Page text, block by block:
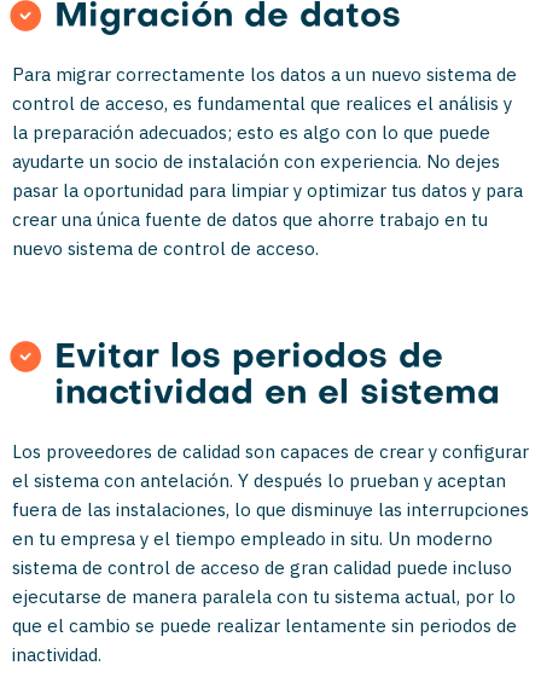
Migración de datos
Para migrar correctamente los datos a un nuevo sistema de
control de acceso, es fundamental que realices el análisis y
la preparación adecuados; esto es algo con lo que puede
ayudarte un socio de instalación con experiencia. No dejes
pasar la oportunidad para limpiar y optimizar tus datos y para
crear una única fuente de datos que ahorre trabajo en tu
nuevo sistema de control de acceso.
Evitar los periodos de
inactividad en el sistema
Los proveedores de calidad son capaces de crear y configurar
el sistema con antelación. Y después lo prueban y aceptan
fuera de las instalaciones, lo que disminuye las interrupciones
en tu empresa y el tiempo empleado in situ. Un moderno
sistema de control de acceso de gran calidad puede incluso
ejecutarse de manera paralela con tu sistema actual, por lo
que el cambio se puede realizar lentamente sin periodos de
inactividad.